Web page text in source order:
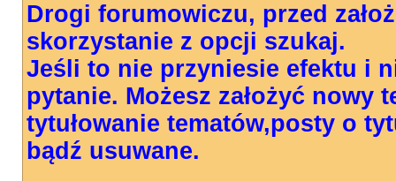
Drogi forumowiczu, przed
skorzystanie z opcji szukaj.
Jeśli to nie przyniesie efektu i
pytanie. Możesz założyć nowy
tytułowanie tematów,posty o
bądź usuwane.